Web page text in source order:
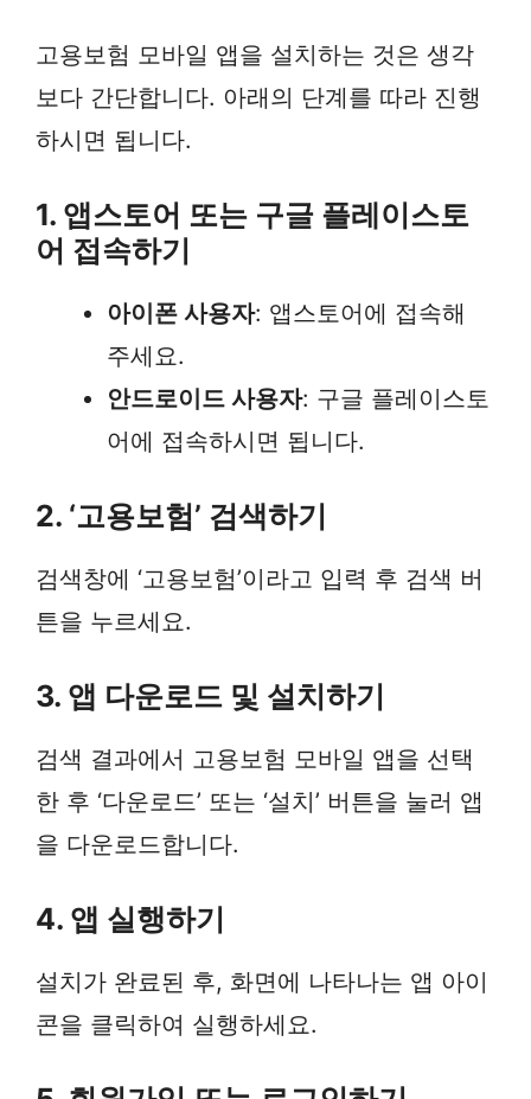
고용보험 모바일 앱을 설치하는 것은 생각
보다 간단합니다. 아래의 단계를 따라 진행
하시면 됩니다.
1. 앱스토어 또는 구글 플레이스토
어 접속하기
아이폰 사용자: 앱스토어에 접속해
주세요.
안드로이드 사용자: 구글 플레이스토
어에 접속하시면 됩니다.
2. ‘고용보험’ 검색하기
검색창에 ‘고용보험’이라고 입력 후 검색 버
튼을 누르세요.
3. 앱 다운로드 및 설치하기
검색 결과에서 고용보험 모바일 앱을 선택
한 후 ‘다운로드’ 또는 ‘설치’ 버튼을 눌러 앱
을 다운로드합니다.
4. 앱 실행하기
설치가 완료된 후, 화면에 나타나는 앱 아이
콘을 클릭하여 실행하세요.